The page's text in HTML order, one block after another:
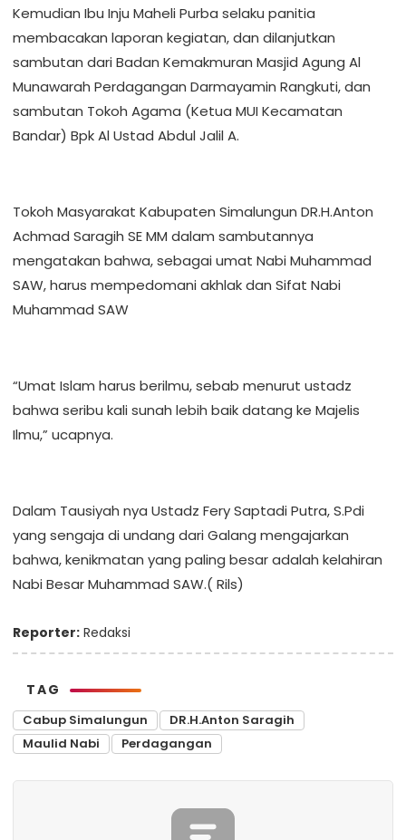
Kemudian Ibu Inju Maheli Purba selaku panitia
membacakan laporan kegiatan, dan dilanjutkan
sambutan dari Badan Kemakmuran Masjid Agung Al
Munawarah Perdagangan Darmayamin Rangkuti, dan
sambutan Tokoh Agama (Ketua MUI Kecamatan
Bandar) Bpk Al Ustad Abdul Jalil A.
Tokoh Masyarakat Kabupaten Simalungun DR.H.Anton
Achmad Saragih SE MM dalam sambutannya
mengatakan bahwa, sebagai umat Nabi Muhammad
SAW, harus mempedomani akhlak dan Sifat Nabi
Muhammad SAW
“Umat Islam harus berilmu, sebab menurut ustadz
bahwa seribu kali sunah lebih baik datang ke Majelis
Ilmu,” ucapnya.
Dalam Tausiyah nya Ustadz Fery Saptadi Putra, S.Pdi
yang sengaja di undang dari Galang mengajarkan
bahwa, kenikmatan yang paling besar adalah kelahiran
Nabi Besar Muhammad SAW.( Rils)
Reporter: Redaksi
TAG
Cabup Simalungun
DR.H.Anton Saragih
Maulid Nabi
Perdagangan